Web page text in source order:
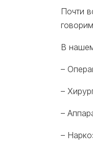
Почти
В
–
–
–
–